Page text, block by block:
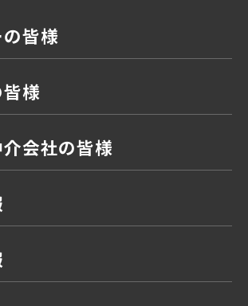
皆様
様
会社の皆様